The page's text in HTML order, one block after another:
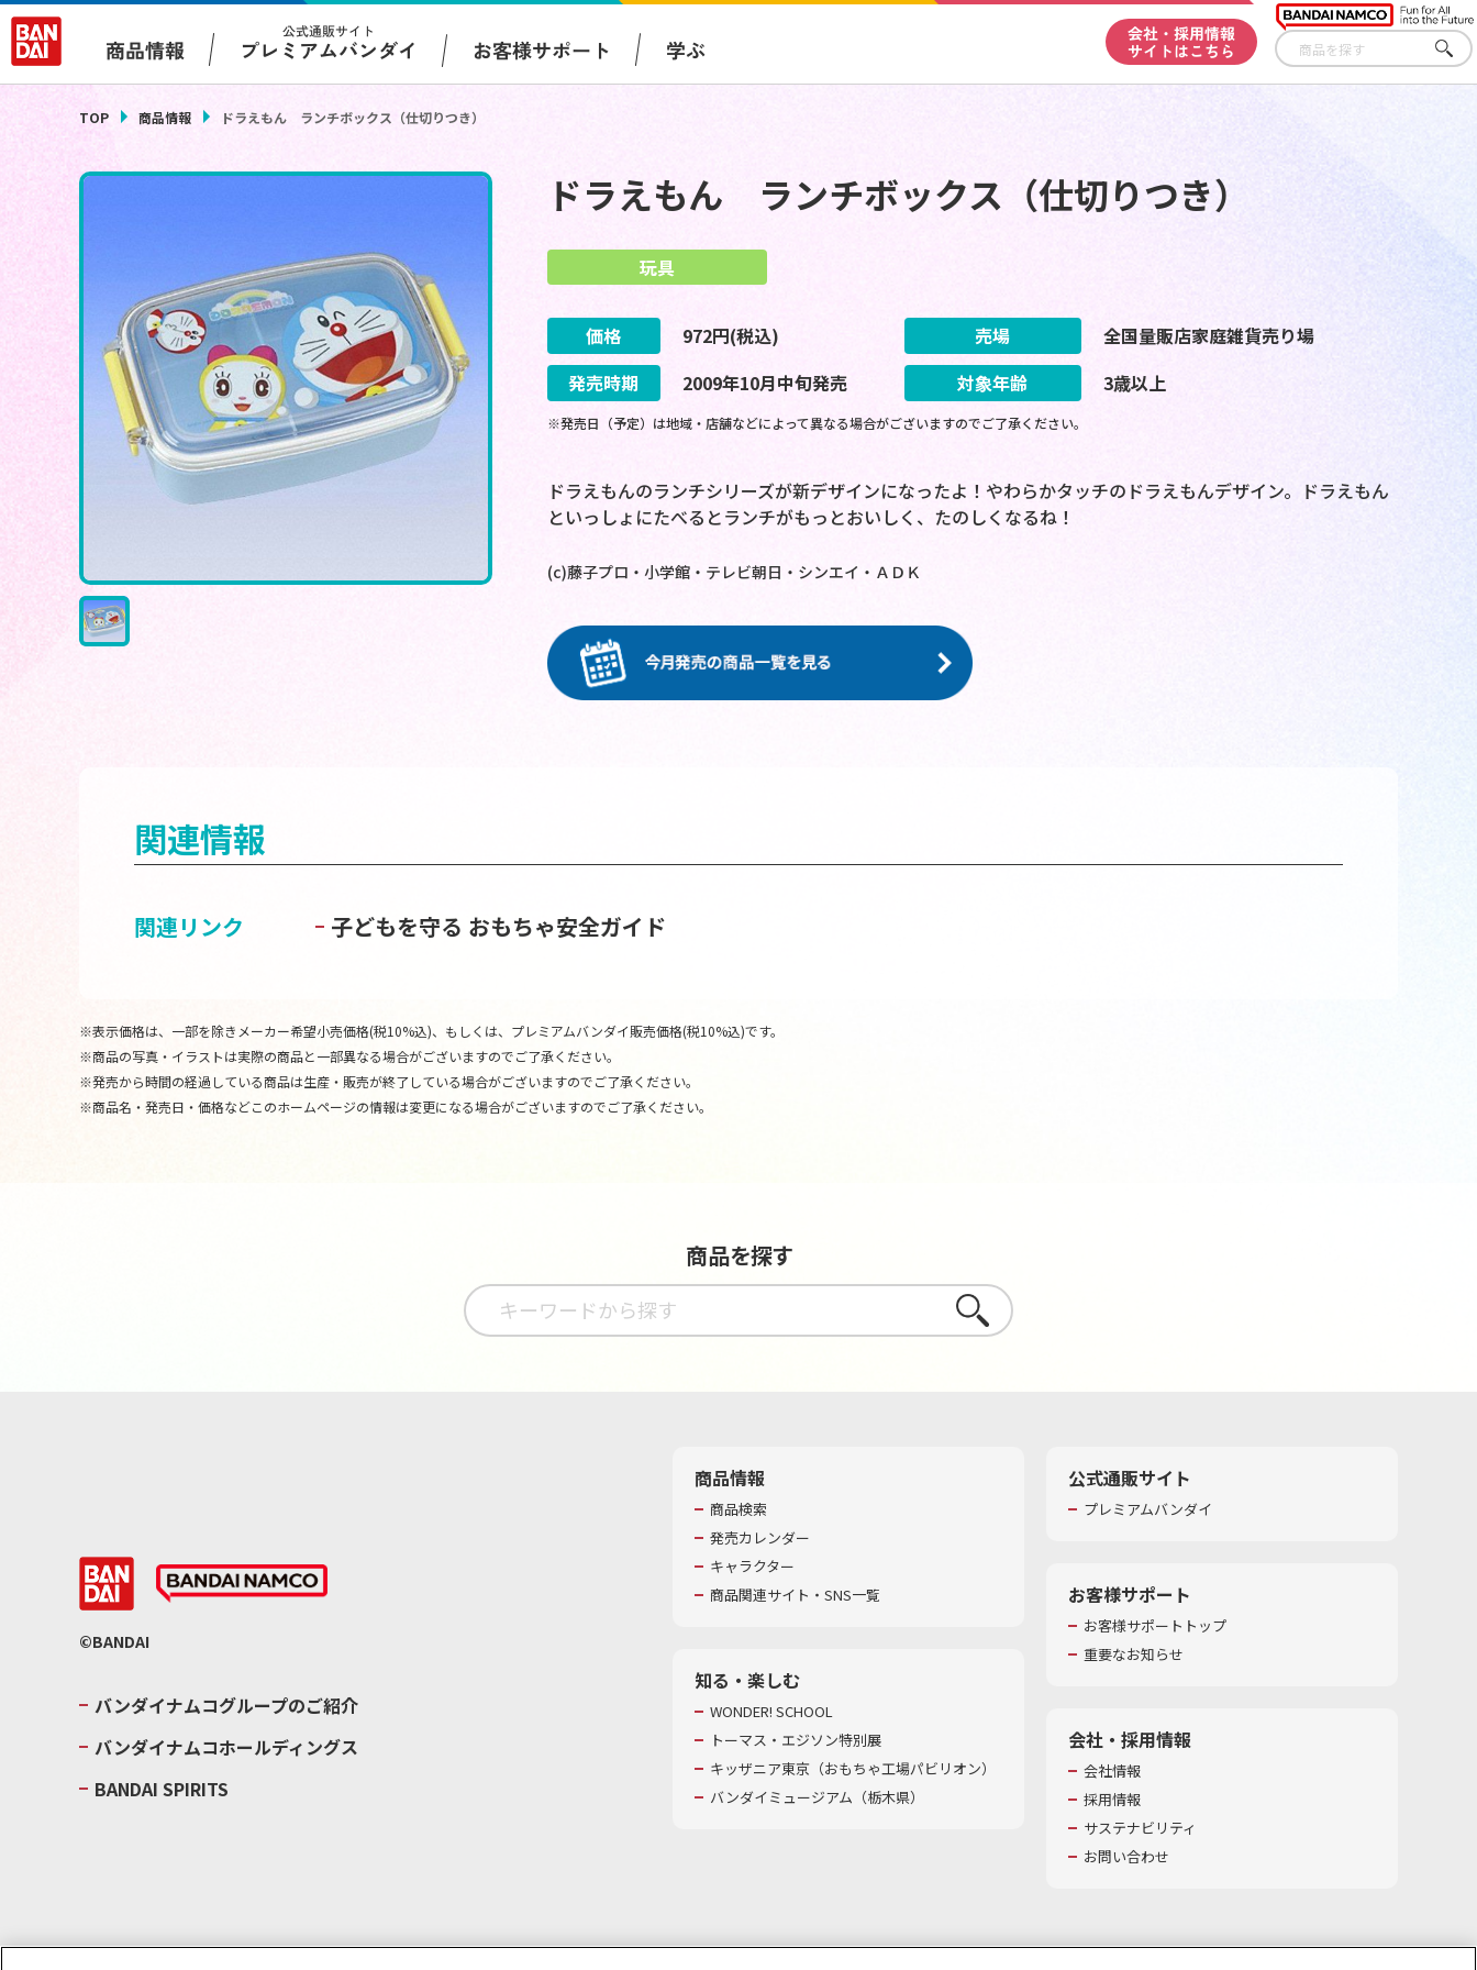
商品情報
公式通販サイト
プレミアムバンダイ お客様サポート 学ぶ
会社・採用情報
サイトはこちら
さが
す
TOP 商品情報 ドラえもん ランチボックス（仕切りつき）
ドラえもん ランチボックス（仕切りつき）
玩具
価格 972円(税込) 売場
全国量販店家庭雑貨売り場
発売時期
2009年10月中旬発売 対象年齢 3歳以上
※発売日（予定）は地域・店舗などによって異なる場合がございますのでご了承ください。
ドラえもんのランチシリーズが新デザインになったよ！やわらかタッチのドラえもんデザイン。ドラえもん
といっしょにたべるとランチがもっとおいしく、たのしくなるね！
(c)藤子プロ・小学館・テレビ朝日・シンエイ・ＡＤＫ
関連情報
関連リンク 子どもを守る おもちゃ安全ガイド
※表示価格は、一部を除きメーカー希望小売価格(税10%込)、もしくは、プレミアムバンダイ販売価格(税10%込)です。
※商品の写真・イラストは実際の商品と一部異なる場合がございますのでご了承ください。
※発売から時間の経過している商品は生産・販売が終了している場合がございますのでご了承ください。
※商品名・発売日・価格などこのホームページの情報は変更になる場合がございますのでご了承ください。
商品を探す
さがす
©BANDAI
バンダイナムコグループのご紹介
バンダイナムコホールディングス
BANDAI SPIRITS
商品情報
商品検索
発売カレンダー
キャラクター
商品関連サイト・SNS一覧
知る・楽しむ
WONDER! SCHOOL
トーマス・エジソン特別展
キッザニア東京（おもちゃ工場パビリオン）​
バンダイミュージアム（栃木県）
公式通販サイト
プレミアムバンダイ
お客様サポート
お客様サポートトップ
重要なお知らせ
会社・採用情報
会社情報
採用情報
サステナビリティ
お問い合わせ